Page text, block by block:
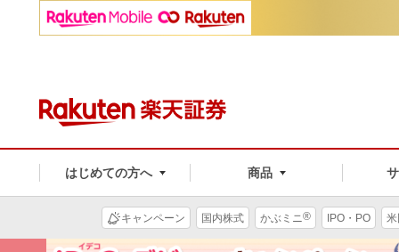
はじめての方へ 商品
キャンペーン 国内株式 かぶミニ® IPO・PO